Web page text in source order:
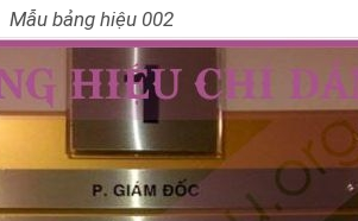
Mẫu bảng hiệu 002